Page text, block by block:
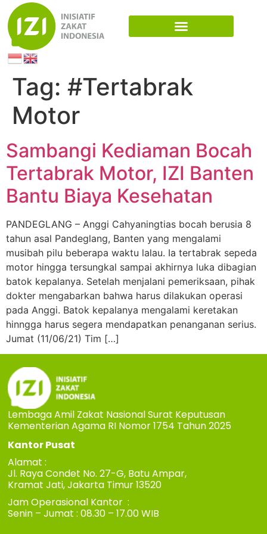
Tag: #Tertabrak
Motor
Sambangi Kediaman Bocah
Tertabrak Motor, IZI Banten
Bantu Biaya Kesehatan
PANDEGLANG – Anggi Cahyaningtias bocah berusia 8
tahun asal Pandeglang, Banten yang mengalami
musibah pilu beberapa waktu lalau. Ia tertabrak sepeda
motor hingga tersungkal sampai akhirnya luka dibagian
batok kepalanya. Setelah menjalani pemeriksaan, pihak
dokter mengabarkan bahwa harus dilakukan operasi
pada Anggi. Batok kepalanya mengalami keretakan
hinngga harus segera mendapatkan penanganan serius.
Jumat (11/06/21) Tim […]
Lembaga Amil Zakat Nasional Surat Keputusan
Kementerian Agama RI Nomor 1754 Tahun 2025
Kantor Pusat
Alamat :
Jl. Raya Condet No. 27-G, Batu Ampar,
Kramat Jati, Jakarta Timur 13520
Jam Operasional Kantor :
Senin – Jumat : 08.30 – 17.00 WIB